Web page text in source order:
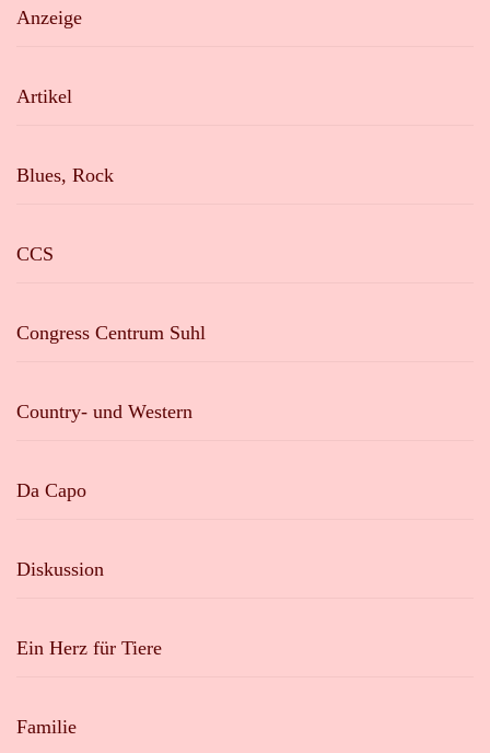
Anzeige
Artikel
Blues, Rock
CCS
Congress Centrum Suhl
Country- und Western
Da Capo
Diskussion
Ein Herz für Tiere
Familie